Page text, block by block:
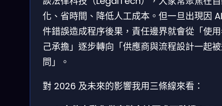
化、省時間、降低人工成本。但一旦出現因
件錯誤造成程序後果，責任邊界就會從「使
己承擔」逐步轉向「供應商與流程設計一起
問」。
對 2026 及未來的影響我用三條線來看：